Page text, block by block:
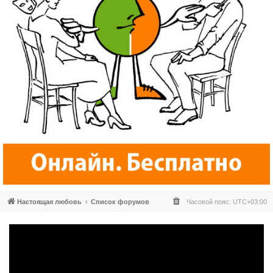
Настоящая любовь Список форумов Часовой пояс: UTC+03:00